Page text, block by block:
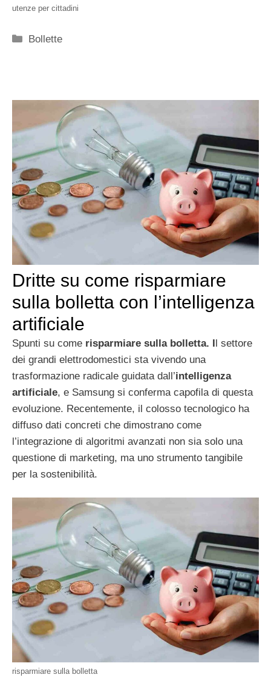
utenze per cittadini
Categorie
Bollette
Dritte su come risparmiare
sulla bolletta con l’intelligenza
artificiale
Spunti su come risparmiare sulla bolletta. Il settore
dei grandi elettrodomestici sta vivendo una
trasformazione radicale guidata dall’intelligenza
artificiale, e Samsung si conferma capofila di questa
evoluzione. Recentemente, il colosso tecnologico ha
diffuso dati concreti che dimostrano come
l’integrazione di algoritmi avanzati non sia solo una
questione di marketing, ma uno strumento tangibile
per la sostenibilità.
risparmiare sulla bolletta